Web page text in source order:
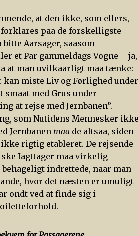
at den ikke, som ellers,
forklares paa de forskelligste
Aarsager, saasom
et Par gammeldags Vogne – ja,
at man uvilkaarligt maa tænke:
kan miste Liv og Førlighed under
med Grus under
at rejse med Jernbanen”.
som Nutidens Mennesker ikke
Jernbanen maa de altsaa, siden
rigtig etableret. De rejsende
Iagttager maa virkelig
indrettede, naar man
hvor det næsten er umuligt
ondt ved at finde sig i